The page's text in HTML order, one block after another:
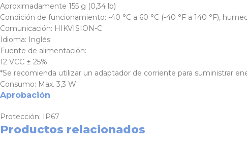
Aproximadamente 155 g (0,34 lb)
Condición de funcionamiento: -40 °C a 60 °C (-40 °F a 140 °F),
Comunicación: HIKVISION-C
Idioma: Inglés
Fuente de alimentación:
12 VCC ± 25%
*Se recomienda utilizar un adaptador de corriente para suministrar
Consumo: Max. 3,3 W
Aprobación
Protección: IP67
Productos relacionados